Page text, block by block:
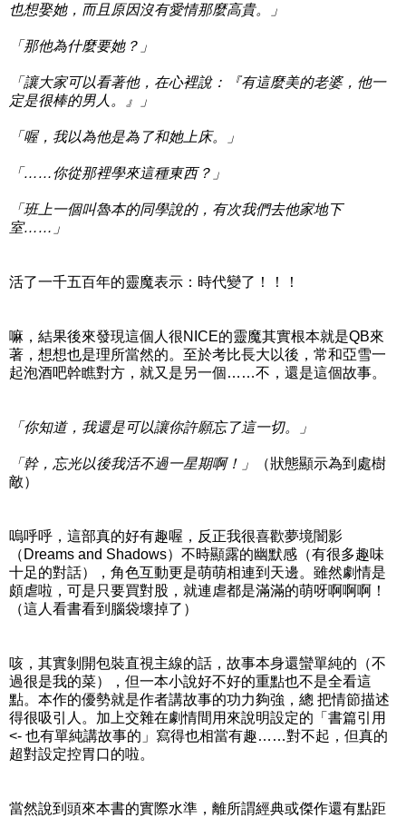
也想娶她，而且原因沒有愛情那麼高貴。」
「那他為什麼要她？」
「讓大家可以看著他，在心裡說：『有這麼美的老婆，他一
定是很棒的男人。』」
「喔，我以為他是為了和她上床。」
「……你從那裡學來這種東西？」
「班上一個叫魯本的同學說的，有次我們去他家地下
室……」
活了一千五百年的靈魔表示：時代變了！！！
嘛，結果後來發現這個人很NICE的靈魔其實根本就是QB來
著，想想也是理所當然的。至於考比長大以後，常和亞雪一
起泡酒吧幹瞧對方，就又是另一個……不，還是這個故事。
「你知道，我還是可以讓你許願忘了這一切。」
「幹，忘光以後我活不過一星期啊！」
（狀態顯示為到處樹
敵）
嗚呼呼，這部真的好有趣喔，反正我很喜歡夢境闇影
（Dreams and Shadows）不時顯露的幽默感（有很多趣味
十足的對話），角色互動更是萌萌相連到天邊。雖然劇情是
頗虐啦，可是只要買對股，就連虐都是滿滿的萌呀啊啊啊！
（這人看書看到腦袋壞掉了）
咳，其實剝開包裝直視主線的話，故事本身還蠻單純的（不
過很是我的菜），但一本小說好不好的重點也不是全看這
點。本作的優勢就是作者講故事的功力夠強，總 把情節描述
得很吸引人。加上交雜在劇情間用來說明設定的「書篇引用
<- 也有單純講故事的」寫得也相當有趣……對不起，但真的
超對設定控胃口的啦。
當然說到頭來本書的實際水準，離所謂經典或傑作還有點距